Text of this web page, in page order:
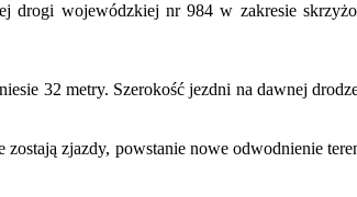
drogi wojewódzkiej nr 984 w zakresie
32 metry. Szerokość jezdni na dawnej
zjazdy, powstanie nowe odwodnienie